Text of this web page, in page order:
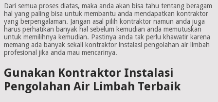
Dari semua proses diatas, maka anda akan bisa tahu tentang beragam
hal yang paling bisa untuk membantu anda mendapatkan kontraktor
yang berpengalaman. Jangan asal pilih kontraktor namun anda juga
harus perhatikan banyak hal sebelum kemudian anda memutuskan
untuk memilihnya kemudian. Pastinya anda tak perlu khawatir karena
memang ada banyak sekali kontraktor instalasi pengolahan air limbah
profesional jika anda mau mencarinya.
Gunakan Kontraktor Instalasi
Pengolahan Air Limbah Terbaik